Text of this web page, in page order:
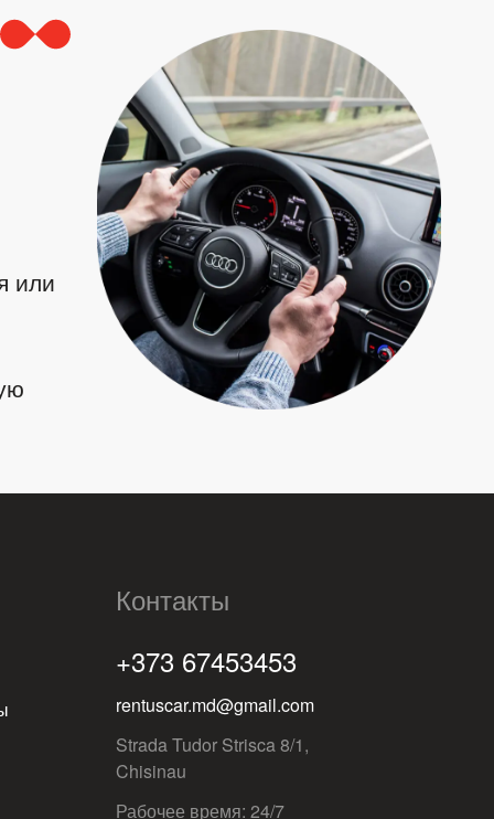
или
Контакты
+373 67453453
rentuscar.md@gmail.com
Strada Tudor Strisca 8/1,
Chisinau
Рабочее время: 24/7